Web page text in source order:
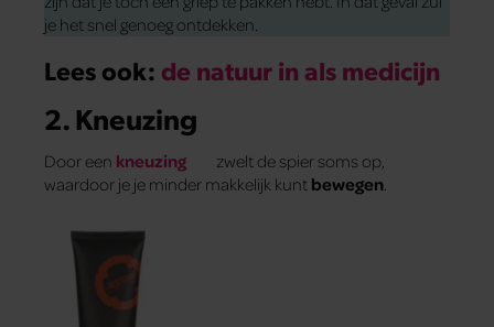
je het snel genoeg ontdekken.
Lees ook: de natuur in als medicijn
2. Kneuzing
Door een kneuzing
zwelt de spier soms op,
waardoor je je minder makkelijk kunt bewegen.